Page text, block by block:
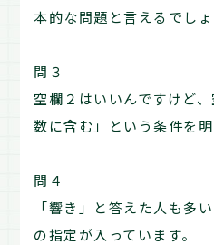
本的な問題と言えるでしょ
問３
空欄２はいいんですけど
数に含む」という条件を明
問４
「響き」と答えた人も多
の指定が入っています。